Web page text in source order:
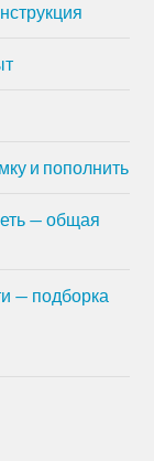
и пополнить
— общая
— подборка